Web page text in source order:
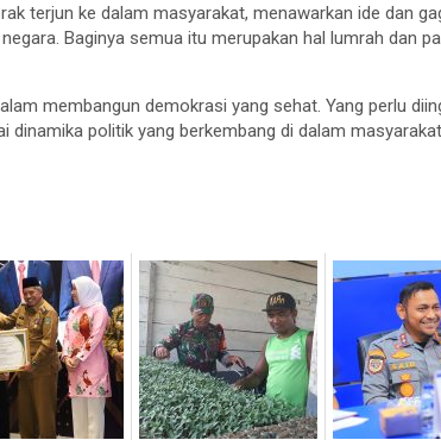
terjun ke dalam masyarakat, menawarkan ide dan
Baginya semua itu merupakan hal lumrah dan
membangun demokrasi yang sehat. Yang perlu
dinamika politik yang berkembang di dalam